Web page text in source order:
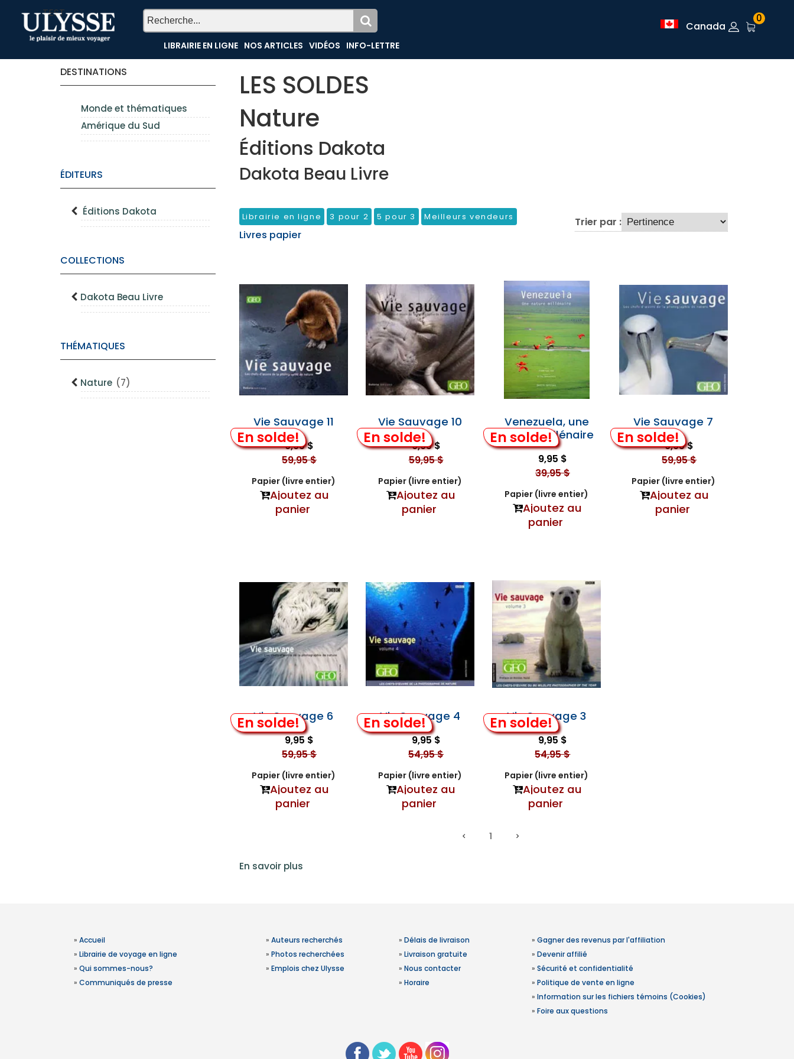
TEST
LIBRAIRIE EN LIGNE NOS ARTICLES VIDÉOS INFO-LETTRE
Canada
0
DESTINATIONS
Monde et thématiques
Amérique du Sud
ÉDITEURS
Éditions Dakota
COLLECTIONS
Dakota Beau Livre
THÉMATIQUES
Nature (7)
LES SOLDES
Nature
Éditions Dakota
Dakota Beau Livre
Librairie en ligne 3 pour 2 5 pour 3 Meilleurs vendeurs
Livres papier
Trier par :
En solde!
Vie Sauvage 11
9,95 $
59,95 $
Papier (livre entier)
Ajoutez au
panier
En solde!
Vie Sauvage 10
9,95 $
59,95 $
Papier (livre entier)
Ajoutez au
panier
En solde!
Venezuela, une
Nature Millénaire
9,95 $
39,95 $
Papier (livre entier)
Ajoutez au
panier
En solde!
Vie Sauvage 7
9,95 $
59,95 $
Papier (livre entier)
Ajoutez au
panier
En solde!
Vie Sauvage 6
9,95 $
59,95 $
Papier (livre entier)
Ajoutez au
panier
En solde!
Vie Sauvage 4
9,95 $
54,95 $
Papier (livre entier)
Ajoutez au
panier
En solde!
Vie Sauvage 3
9,95 $
54,95 $
Papier (livre entier)
Ajoutez au
panier
1
En savoir plus
» Accueil
» Librairie de voyage en ligne
» Qui sommes-nous?
» Communiqués de presse
» Auteurs recherchés
» Photos recherchées
» Emplois chez Ulysse
» Délais de livraison
» Livraison gratuite
» Nous contacter
» Horaire
» Gagner des revenus par l'affiliation
» Devenir affilié
» Sécurité et confidentialité
» Politique de vente en ligne
» Information sur les fichiers témoins (Cookies)
» Foire aux questions